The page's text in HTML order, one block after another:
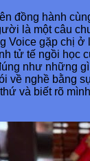
đồng hành
là một câu
Voice gặp chị
tử tế ngồi học
như những
về nghề bằng
và biết rõ